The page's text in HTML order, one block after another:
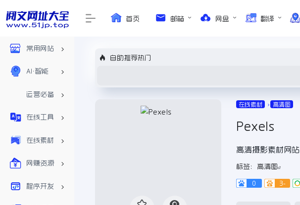
常用网站
AI•智能
运营必备
在线工具
在线素材
网赚资源
程序开发
首页 邮箱 网盘 翻译
自助推荐热门
在线素材 高清图
Pexels
高清摄影素材网站
标签： 高清图
0 3-